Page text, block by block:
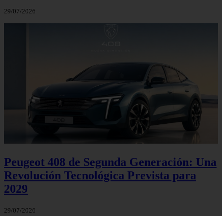
29/07/2026
Peugeot 408 de Segunda Generación: Una
Revolución Tecnológica Prevista para
2029
29/07/2026